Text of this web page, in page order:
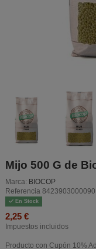
Mijo 500 G de
Marca: BIOCOP
Referencia 8423903000090
En Stock
2,25 €
Impuestos incluidos
Producto con Cupón 10%